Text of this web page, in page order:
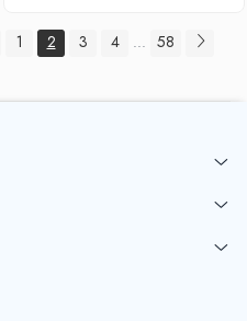
1 2 3 4 ... 58